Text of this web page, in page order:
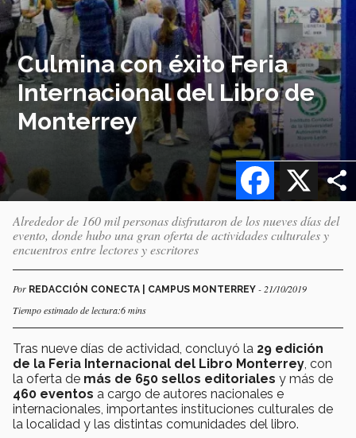
Culmina con éxito Feria
Internacional del Libro de
Monterrey
X
Facebook
Alrededor de 160 mil personas disfrutaron de los nueves días del
evento, donde hubo una gran oferta de actividades culturales y
encuentros entre lectores y escritores
Por REDACCIÓN CONECTA | CAMPUS MONTERREY - 21/10/2019
Tiempo estimado de lectura:6 mins
Tras nueve días de actividad, concluyó la 29 edición
de la Feria Internacional del Libro Monterrey , con
la oferta de más de 650 sellos editoriales y más de
460 eventos a cargo de autores nacionales e
internacionales, importantes instituciones culturales de
la localidad y las distintas comunidades del libro.